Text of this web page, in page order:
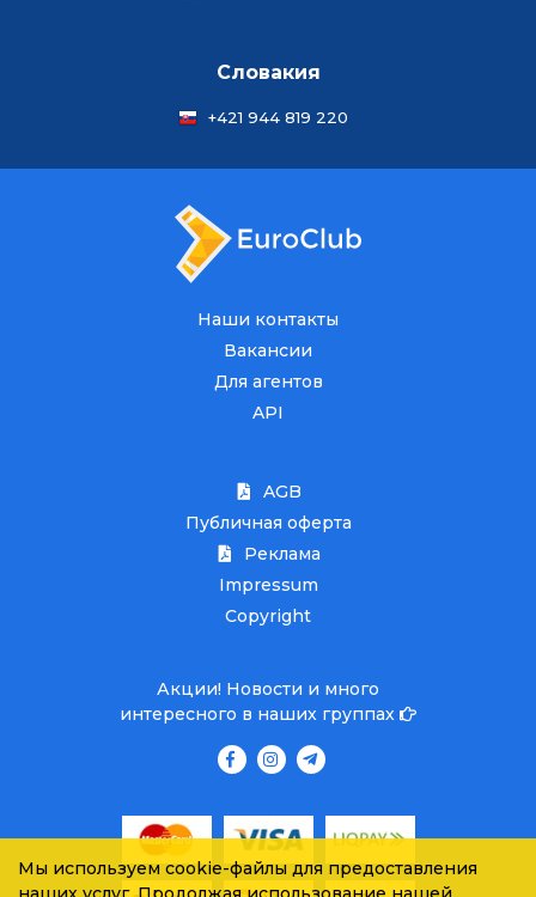
Словакия
+421 944 819 220
Наши контакты
Вакансии
Для агентов
API
AGB
Публичная оферта
Реклама
Impressum
Copyright
Акции! Новости и много
интересного в наших группах
Мы используем cookie-файлы для предоставления